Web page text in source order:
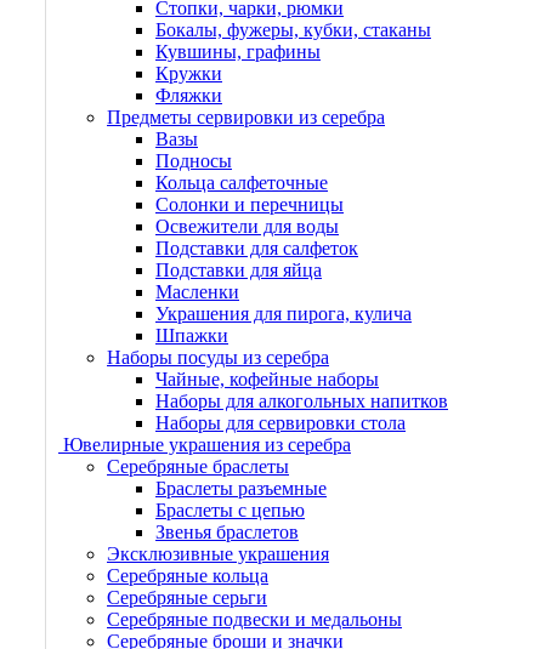
Стопки, чарки, рюмки
Бокалы, фужеры, кубки, стаканы
Кувшины, графины
Кружки
Фляжки
Предметы сервировки из серебра
Вазы
Подносы
Кольца салфеточные
Солонки и перечницы
Освежители для воды
Подставки для салфеток
Подставки для яйца
Масленки
Украшения для пирога, кулича
Шпажки
Наборы посуды из серебра
Чайные, кофейные наборы
Наборы для алкогольных напитков
Наборы для сервировки стола
Ювелирные украшения из серебра
Серебряные браслеты
Браслеты разъемные
Браслеты с цепью
Звенья браслетов
Эксклюзивные украшения
Серебряные кольца
Серебряные серьги
Серебряные подвески и медальоны
Серебряные броши и значки